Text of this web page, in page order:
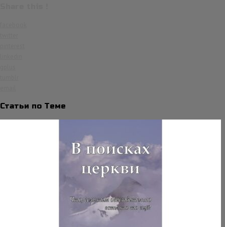
Статьи по Теме